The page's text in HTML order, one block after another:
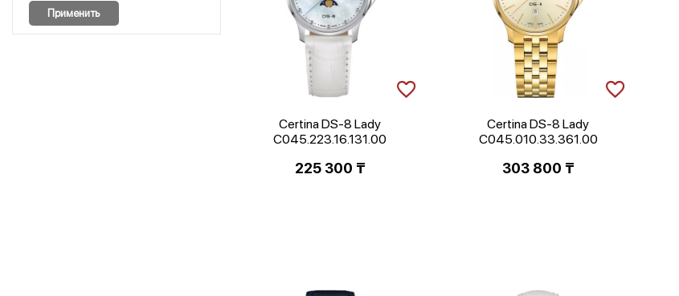
Применить
Certina DS-8 Lady
C045.223.16.131.00
225 300 ₸
Certina DS-8 Lady
C045.010.33.361.00
303 800 ₸